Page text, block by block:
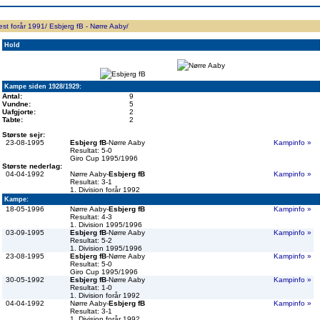
forår 1991/ Esbjerg fB - Nørre Aaby/
Hold
Kampe siden 1928/1929:
Antal:
9
Vundne:
5
Uafgjorte:
2
Tabte:
2
Største sejr:
23-08-1995
Esbjerg fB-Nørre Aaby
Resultat: 5-0
Giro Cup 1995/1996
Kampinfo »
Største nederlag:
04-04-1992
Nørre Aaby-Esbjerg fB
Resultat: 3-1
1. Division forår 1992
Kampinfo »
Kampe:
18-05-1996 Nørre Aaby-Esbjerg fB
Resultat: 4-3
1. Division 1995/1996
Kampinfo »
03-09-1995 Esbjerg fB-Nørre Aaby
Resultat: 5-2
1. Division 1995/1996
Kampinfo »
23-08-1995 Esbjerg fB-Nørre Aaby
Resultat: 5-0
Giro Cup 1995/1996
Kampinfo »
30-05-1992 Esbjerg fB-Nørre Aaby
Resultat: 1-0
1. Division forår 1992
Kampinfo »
04-04-1992 Nørre Aaby-Esbjerg fB
Resultat: 3-1
Kampinfo »